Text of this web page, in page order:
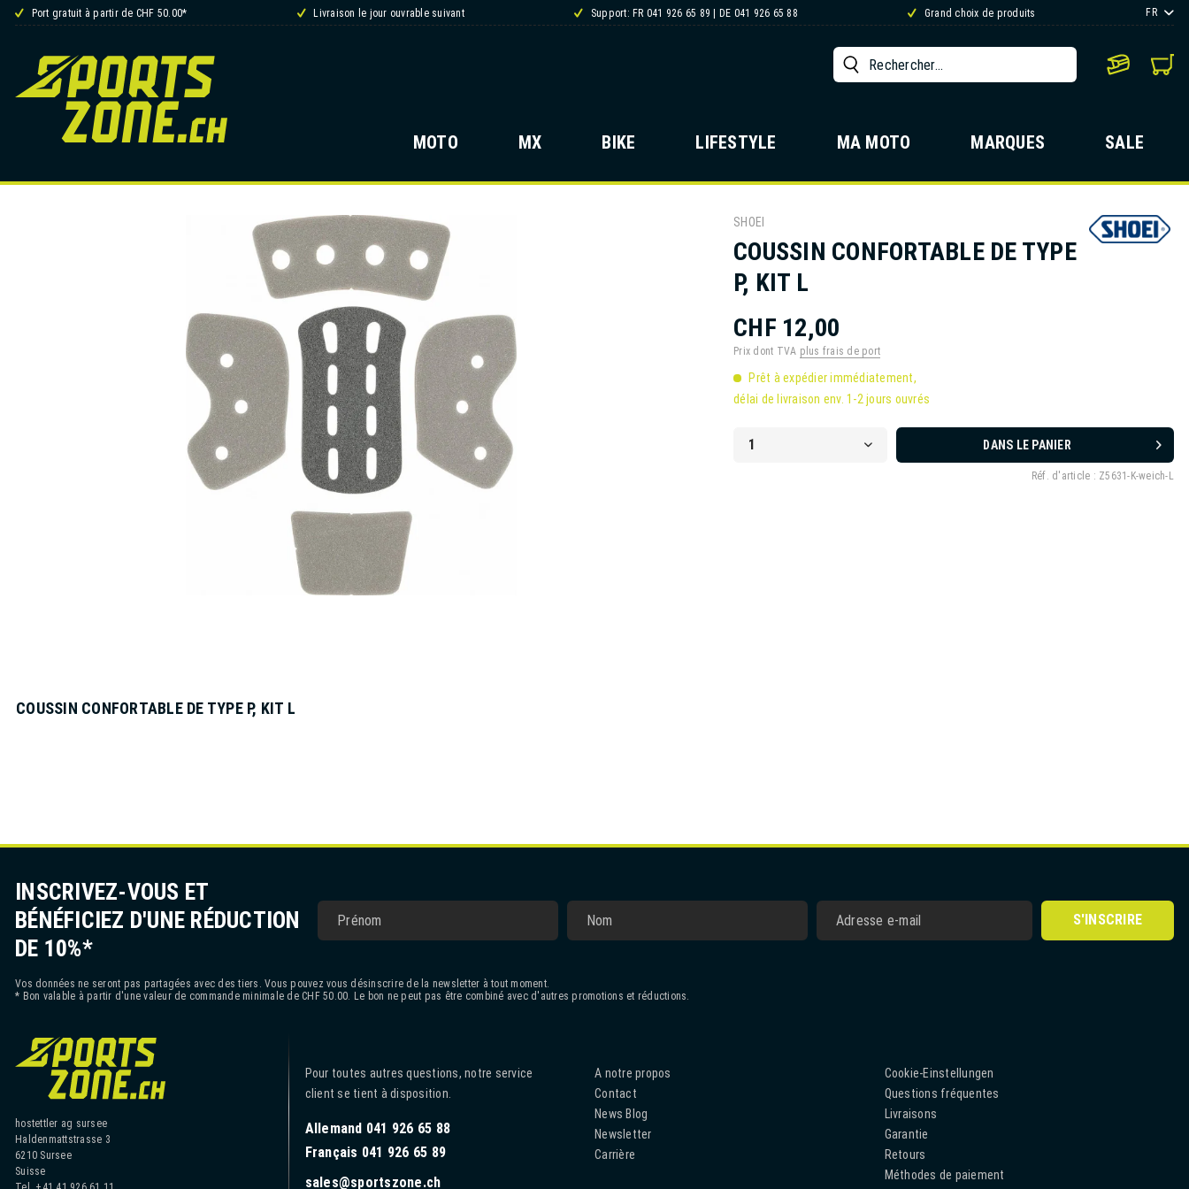
Port gratuit à partir de CHF 50.00* Livraison le jour ouvrable suivant Support: FR 041 926 65 89 | DE 041 926 65 88 Grand choix de produits FR
MOTO MX BIKE LIFESTYLE MA MOTO MARQUES SALE
SHOEI
COUSSIN CONFORTABLE DE TYPE
P, KIT L
CHF 12,00
Prix dont TVA plus frais de port
Prêt à expédier immédiatement,
délai de livraison env. 1-2 jours ouvrés
DANS LE PANIER
Réf. d'article : Z5631-K-weich-L
COUSSIN CONFORTABLE DE TYPE P, KIT L
INSCRIVEZ-VOUS ET
BÉNÉFICIEZ D'UNE RÉDUCTION
DE 10%*
S'INSCRIRE
Vos données ne seront pas partagées avec des tiers. Vous pouvez vous désinscrire de la newsletter à tout moment.
* Bon valable à partir d'une valeur de commande minimale de CHF 50.00. Le bon ne peut pas être combiné avec d'autres promotions et réductions.
hostettler ag sursee
Haldenmattstrasse 3
6210 Sursee
Suisse
Pour toutes autres questions, notre service
client se tient à disposition.
Allemand 041 926 65 88
Français 041 926 65 89
sales@sportszone.ch
A notre propos
Contact
News Blog
Newsletter
Carrière
Cookie-Einstellungen
Questions fréquentes
Livraisons
Garantie
Retours
Méthodes de paiement